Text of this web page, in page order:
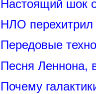
Настоящий шок
НЛО перехитрил
Передовые
Песня Леннона,
Почему